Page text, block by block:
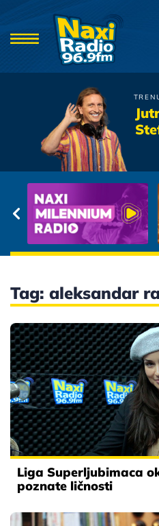
Tag: aleksandar
Liga Superljubimaca
poznate ličnosti